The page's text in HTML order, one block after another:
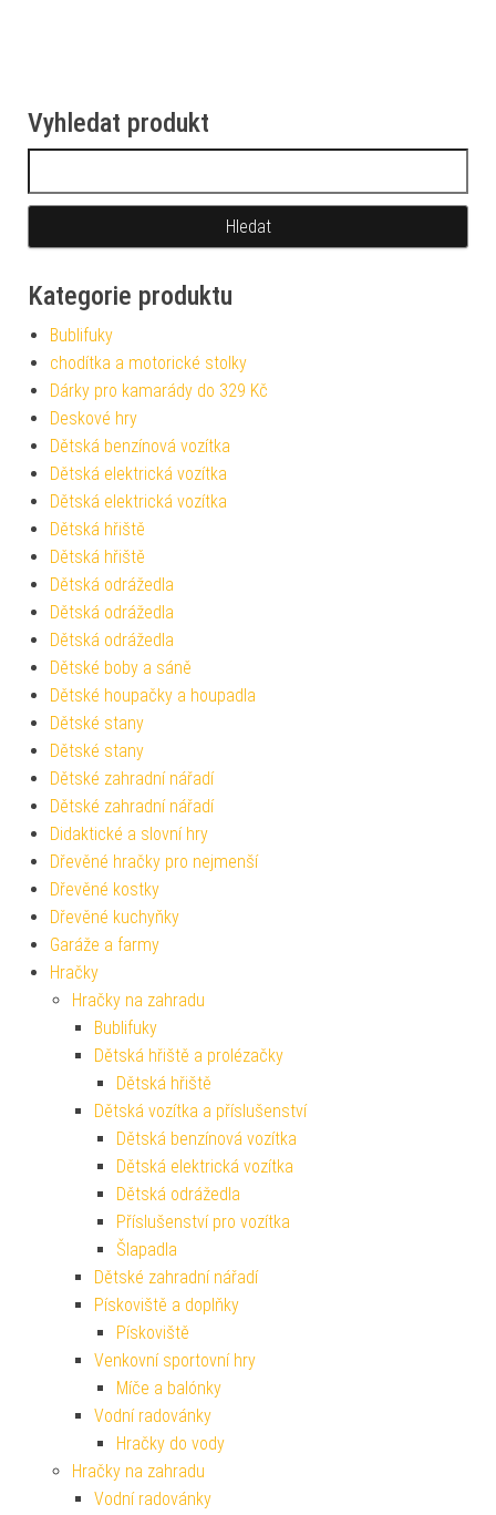
Vyhledat produkt
Kategorie produktu
Bublifuky
chodítka a motorické stolky
Dárky pro kamarády do 329 Kč
Deskové hry
Dětská benzínová vozítka
Dětská elektrická vozítka
Dětská elektrická vozítka
Dětská hřiště
Dětská hřiště
Dětská odrážedla
Dětská odrážedla
Dětská odrážedla
Dětské boby a sáně
Dětské houpačky a houpadla
Dětské stany
Dětské stany
Dětské zahradní nářadí
Dětské zahradní nářadí
Didaktické a slovní hry
Dřevěné hračky pro nejmenší
Dřevěné kostky
Dřevěné kuchyňky
Garáže a farmy
Hračky
Hračky na zahradu
Bublifuky
Dětská hřiště a prolézačky
Dětská hřiště
Dětská vozítka a příslušenství
Dětská benzínová vozítka
Dětská elektrická vozítka
Dětská odrážedla
Příslušenství pro vozítka
Šlapadla
Dětské zahradní nářadí
Pískoviště a doplňky
Pískoviště
Venkovní sportovní hry
Míče a balónky
Vodní radovánky
Hračky do vody
Hračky na zahradu
Vodní radovánky